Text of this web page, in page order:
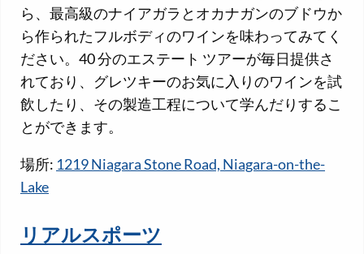
ら、最高級のナイアガラとオカナガンのブドウか
ら作られたフルボディのワインを味わってみてく
ださい。40 分のエステート ツアーが毎日提供さ
れており、グレツキーのお気に入りのワインを試
飲したり、その製造工程について学んだりするこ
とができます。
場所: 1219 Niagara Stone Road, Niagara-on-the-
Lake
リアルスポーツ